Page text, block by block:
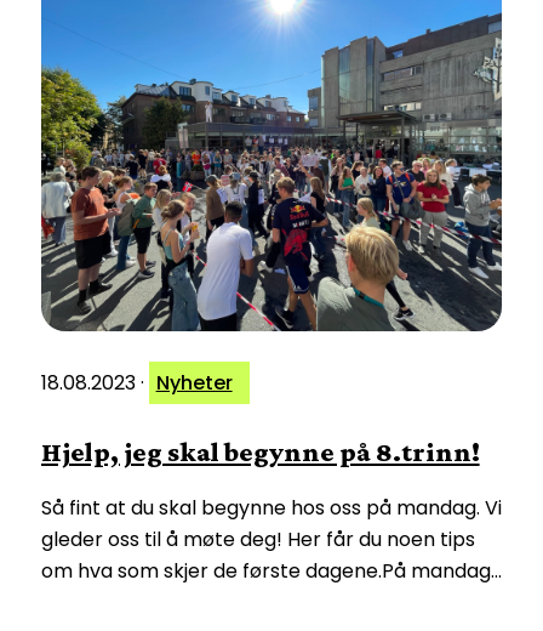
18.08.2023· Nyheter
Hjelp, jeg skal begynne på 8.trinn!
Så fint at du skal begynne hos oss på mandag. Vi
gleder oss til å møte deg! Her får du noen tips
om hva som skjer de første dagene.På mandag…